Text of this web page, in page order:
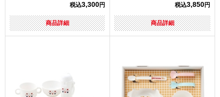
税込3,300円
商品詳細
税込3,850円
商品詳細